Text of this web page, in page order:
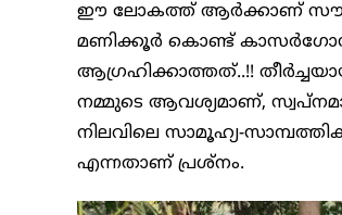
ഈ ലോകത്ത് ആർക്കാണ്
മണിക്കൂർ കൊണ്ട്
ആഗ്രഹിക്കാത്തത്..!!
നമ്മുടെ ആവശ്യമാണ്,
നിലവിലെ സാമൂഹ്യ-
എന്നതാണ് പ്രശ്നം.